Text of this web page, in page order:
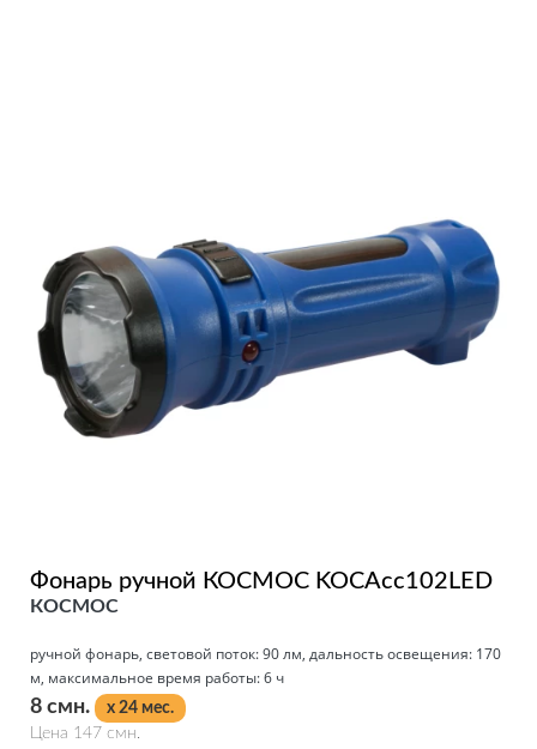
Фонарь ручной КОСМОС KOCAcc102LED
КОСМОС
ручной фонарь, световой поток: 90 лм, дальность освещения: 170
м, максимальное время работы: 6 ч
8 смн.
x 24 мес.
Цена 147 смн.